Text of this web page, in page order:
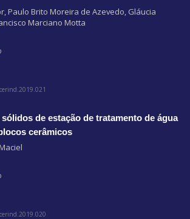
Paulo Brito Moreira de Azevedo, Gláucia
Marciano Motta
de estação de tratamento de água
cerâmicos